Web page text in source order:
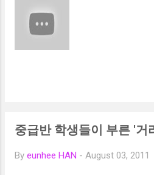
중급반 학생들이 부른 '거
By eunhee HAN - August 03, 2011